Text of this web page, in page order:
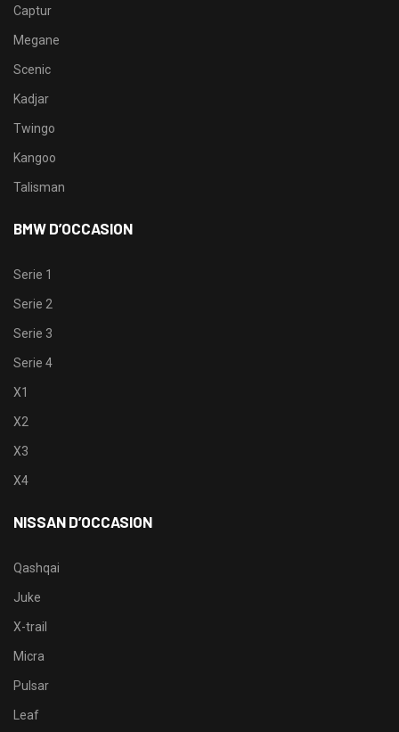
Captur
Megane
Scenic
Kadjar
Twingo
Kangoo
Talisman
BMW D’OCCASION
Serie 1
Serie 2
Serie 3
Serie 4
X1
X2
X3
X4
NISSAN D’OCCASION
Qashqai
Juke
X-trail
Micra
Pulsar
Leaf